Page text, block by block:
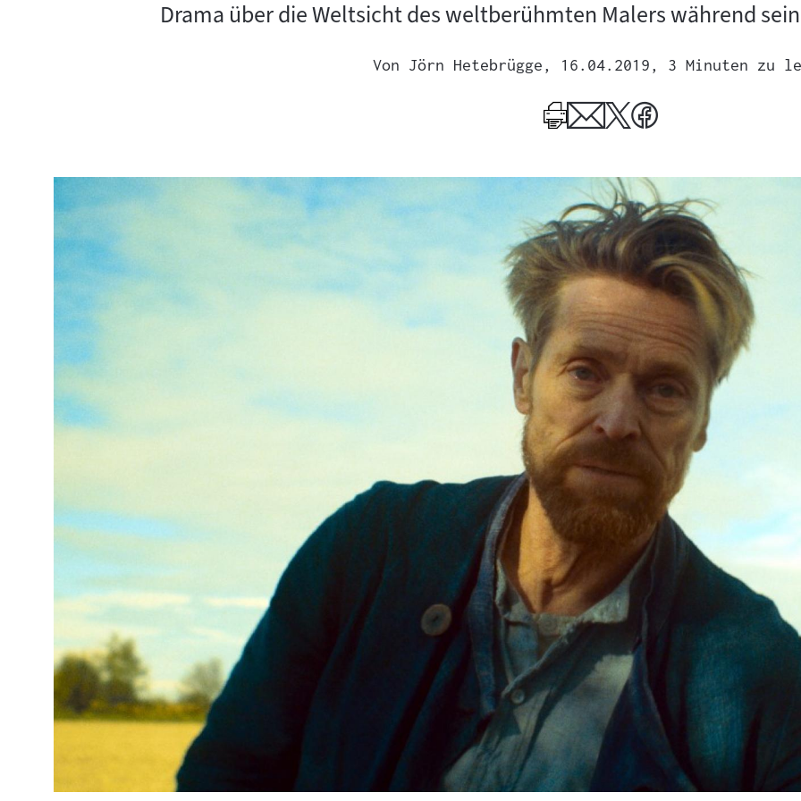
Drama über die Weltsicht des weltberühmten Malers während
Von Jörn Hetebrügge, 16.04.2019, 3 Minuten zu